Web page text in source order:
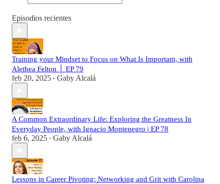
Episodios recientes
Training your Mindset to Focus on What Is Important, with
Alethea Felton │ EP 79
feb 20, 2025 • Gaby Alcalá
A Common Extraordinary Life: Exploring the Greatness In
Everyday People, with Ignacio Montenegro | EP 78
feb 6, 2025 • Gaby Alcalá
Lessons in Career Pivoting: Networking and Grit with Carolina